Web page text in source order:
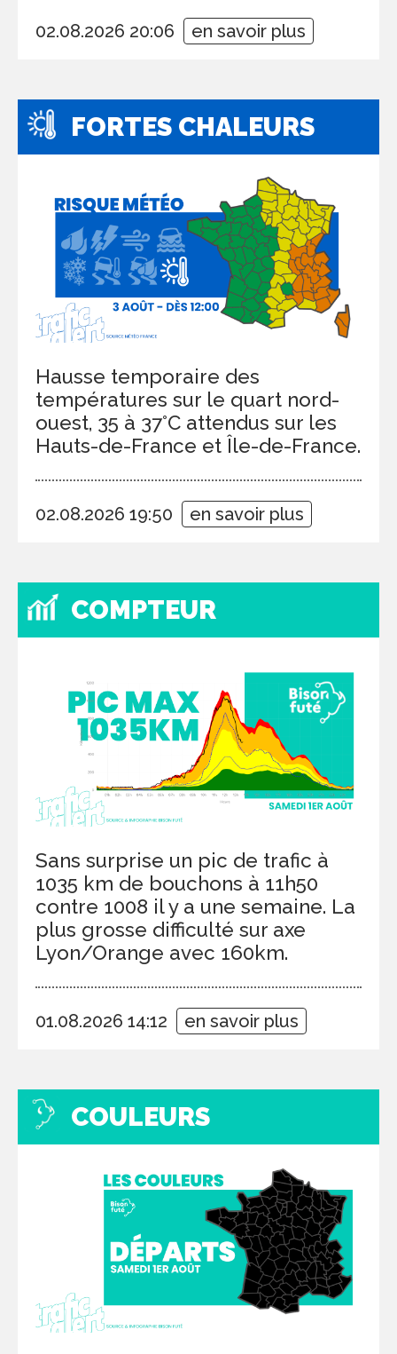
02.08.2026 20:06 en savoir plus
FORTES CHALEURS
Hausse temporaire des
températures sur le quart nord-
ouest, 35 à 37°C attendus sur les
Hauts-de-France et Île-de-France.
02.08.2026 19:50 en savoir plus
COMPTEUR
Sans surprise un pic de trafic à
1035 km de bouchons à 11h50
contre 1008 il y a une semaine. La
plus grosse difficulté sur axe
Lyon/Orange avec 160km.
01.08.2026 14:12 en savoir plus
COULEURS